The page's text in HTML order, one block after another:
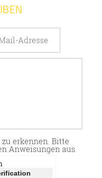
erkennen. Bitte
Anweisungen aus.